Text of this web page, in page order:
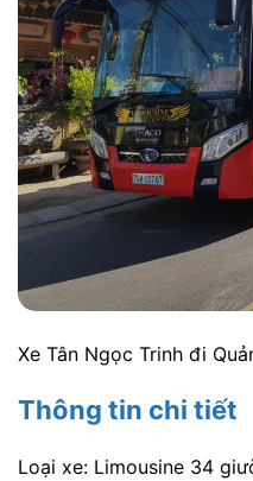
Xe Tân Ngọc Trinh đi
Thông tin chi tiết
Loại xe: Limousine 34